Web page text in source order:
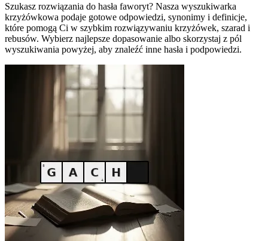
Szukasz rozwiązania do hasła faworyt? Nasza wyszukiwarka
krzyżówkowa podaje gotowe odpowiedzi, synonimy i definicje,
które pomogą Ci w szybkim rozwiązywaniu krzyżówek, szarad i
rebusów. Wybierz najlepsze dopasowanie albo skorzystaj z pól
wyszukiwania powyżej, aby znaleźć inne hasła i podpowiedzi.